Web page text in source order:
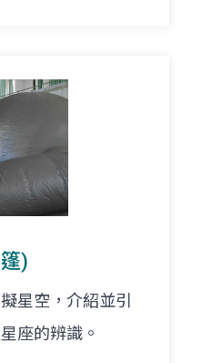
)
星空，介紹並引
座的辨識。